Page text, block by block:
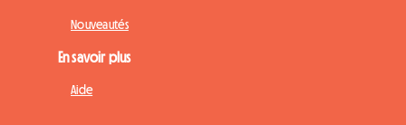
Nouveautés
En savoir plus
Aide